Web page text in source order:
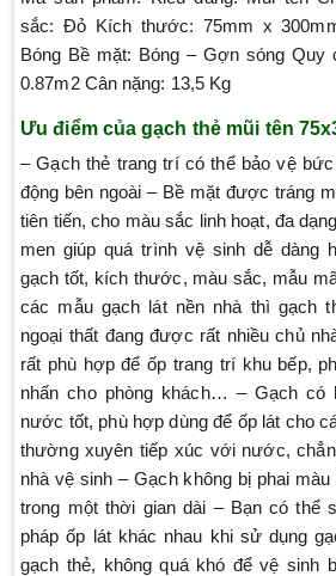
sắc: Đỏ Kích thước: 75mm x
Bóng Bề mặt: Bóng – Gợn sóng
0.87m2 Cân nặng: 13,5 Kg
Ưu điểm của gạch thẻ mũi tên
– Gạch thẻ trang trí có thể bảo vệ
động bên ngoài – Bề mặt được tráng
tiên tiến, cho màu sắc linh hoạt, đa
men giúp quá trình vệ sinh dễ dàng
gạch tốt, kích thước, màu sắc, mẫu
các mẫu gạch lát nền nhà thì gạch
ngoại thất đang được rất nhiều chủ
rất phù hợp để ốp trang trí khu bếp,
nhấn cho phòng khách… – Gạch có
nước tốt, phù hợp dùng để ốp lát cho
thường xuyên tiếp xúc với nước,
nhà vệ sinh – Gạch không bị phai
trong một thời gian dài – Bạn có thể
pháp ốp lát khác nhau khi sử dụng
gạch thẻ, không quá khó để vệ sinh